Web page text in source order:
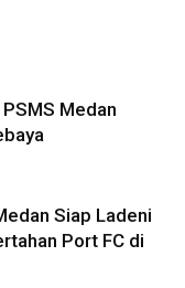
Medan
Siap Ladeni
Port FC di